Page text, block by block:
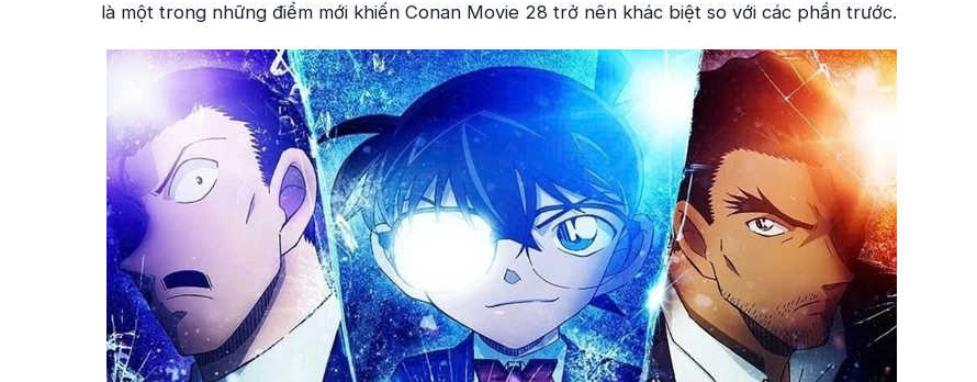
là một trong những điểm mới khiến Conan Movie 28 trở nên khác biệt so với các phần trước.